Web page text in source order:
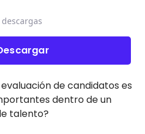
de candidatos es
dentro de un
talento?